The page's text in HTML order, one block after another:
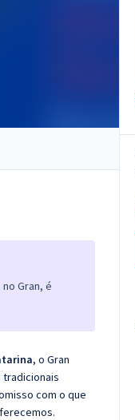
Gran, é
, o Gran
com o que